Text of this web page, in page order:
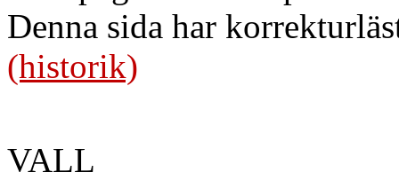
Denna sida har
(historik)
VALL